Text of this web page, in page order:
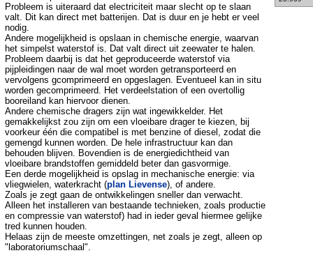
Probleem is uiteraard dat electriciteit maar slecht op te slaan
valt. Dit kan direct met batterijen. Dat is duur en je hebt er veel
nodig.
Andere mogelijkheid is opslaan in chemische energie, waarvan
het simpelst waterstof is. Dat valt direct uit zeewater te halen.
Probleem daarbij is dat het geproduceerde waterstof via
pijpleidingen naar de wal moet worden getransporteerd en
vervolgens gcomprimeerd en opgeslagen. Eventueel kan in situ
worden gecomprimeerd. Het verdeelstation of een overtollig
booreiland kan hiervoor dienen.
Andere chemische dragers zijn wat ingewikkelder. Het
gemakkelijkst zou zijn om een vloeibare drager te kiezen, bij
voorkeur één die compatibel is met benzine of diesel, zodat die
gemengd kunnen worden. De hele infrastructuur kan dan
behouden blijven. Bovendien is de energiedichtheid van
vloeibare brandstoffen gemiddeld beter dan gasvormige.
Een derde mogelijkheid is opslag in mechanische energie: via
vliegwielen, waterkracht (plan Lievense), of andere.
Zoals je zegt gaan de ontwikkelingen sneller dan verwacht.
Alleen het installeren van bestaande technieken, zoals productie
en compressie van waterstof) had in ieder geval hiermee gelijke
tred kunnen houden.
Helaas zijn de meeste omzettingen, net zoals je zegt, alleen op
"laboratoriumschaal".